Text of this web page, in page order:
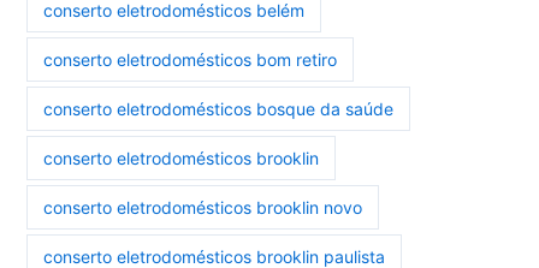
conserto eletrodomésticos belém
conserto eletrodomésticos bom retiro
conserto eletrodomésticos bosque da saúde
conserto eletrodomésticos brooklin
conserto eletrodomésticos brooklin novo
conserto eletrodomésticos brooklin paulista